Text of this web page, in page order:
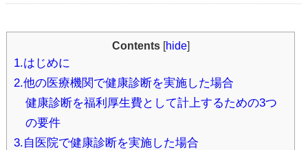
Contents [hide]
1.はじめに
2.他の医療機関で健康診断を実施した場合
健康診断を福利厚生費として計上するための3つ
の要件
3.自医院で健康診断を実施した場合